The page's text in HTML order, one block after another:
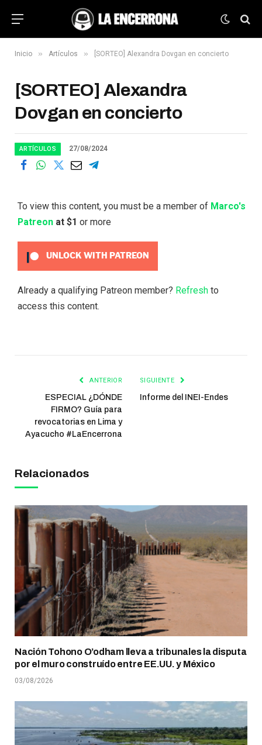
Inicio » Artículos » [SORTEO] Alexandra Dovgan en concierto
[SORTEO] Alexandra
Dovgan en concierto
ARTÍCULOS 27/08/2024
To view this content, you must be a member of Marco's
Patreon at $1 or more
UNLOCK WITH PATREON
Already a qualifying Patreon member? Refresh to
access this content.
ANTERIOR
ESPECIAL ¿DÓNDE
FIRMO? Guía para
revocatorias en Lima y
Ayacucho #LaEncerrona
SIGUIENTE
Informe del INEI-Endes
Relacionados
Nación Tohono O’odham lleva a tribunales la disputa
por el muro construído entre EE.UU. y México
03/08/2026